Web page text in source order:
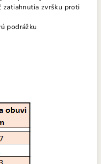
zatiahnutia zvršku proti
podrážku